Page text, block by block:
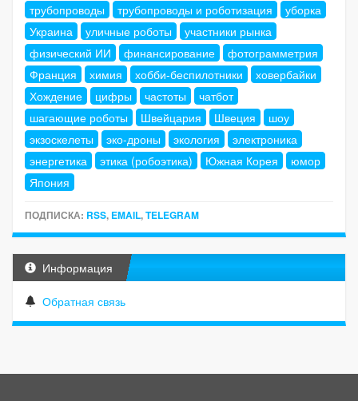
трубопроводы
трубопроводы и роботизация
уборка
Украина
уличные роботы
участники рынка
физический ИИ
финансирование
фотограмметрия
Франция
химия хобби-беспилотники
ховербайки
Хождение
цифры частоты
чатбот
шагающие роботы
Швейцария Швеция
шоу
экзоскелеты
эко-дроны экология
электроника
энергетика
этика (робоэтика) Южная Корея
юмор
Япония
ПОДПИСКА: RSS, EMAIL,TELEGRAM
Информация
Обратная связь